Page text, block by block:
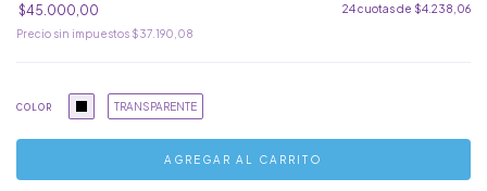
$45.000,00 24cuotas de $4.238,06
Precio sin impuestos $37.190,08
COLOR TRANSPARENTE